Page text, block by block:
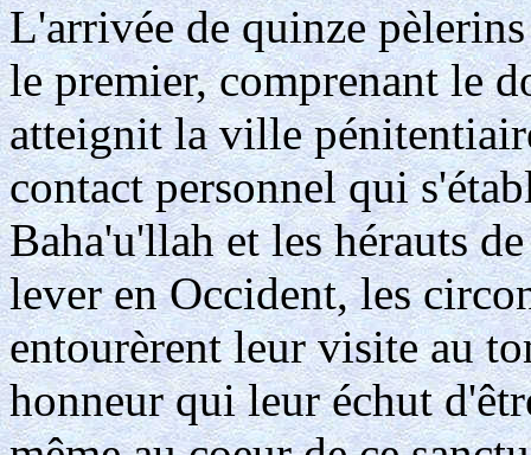
L'arrivée de quinze
le premier, comprenant le
atteignit la ville
contact personnel qui
Baha'u'llah et les hérauts
lever en Occident, les
entourèrent leur visite au
honneur qui leur échut